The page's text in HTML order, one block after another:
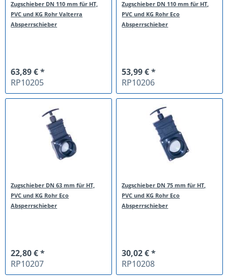
Zugschieber DN 110 mm für HT,
PVC und KG Rohr Valterra
Absperrschieber
63,89 € *
RP10205
Zugschieber DN 110 mm für HT,
PVC und KG Rohr Eco
Absperrschieber
53,99 € *
RP10206
Zugschieber DN 63 mm für HT,
PVC und KG Rohr Eco
Absperrschieber
22,80 € *
RP10207
Zugschieber DN 75 mm für HT,
PVC und KG Rohr Eco
Absperrschieber
30,02 € *
RP10208